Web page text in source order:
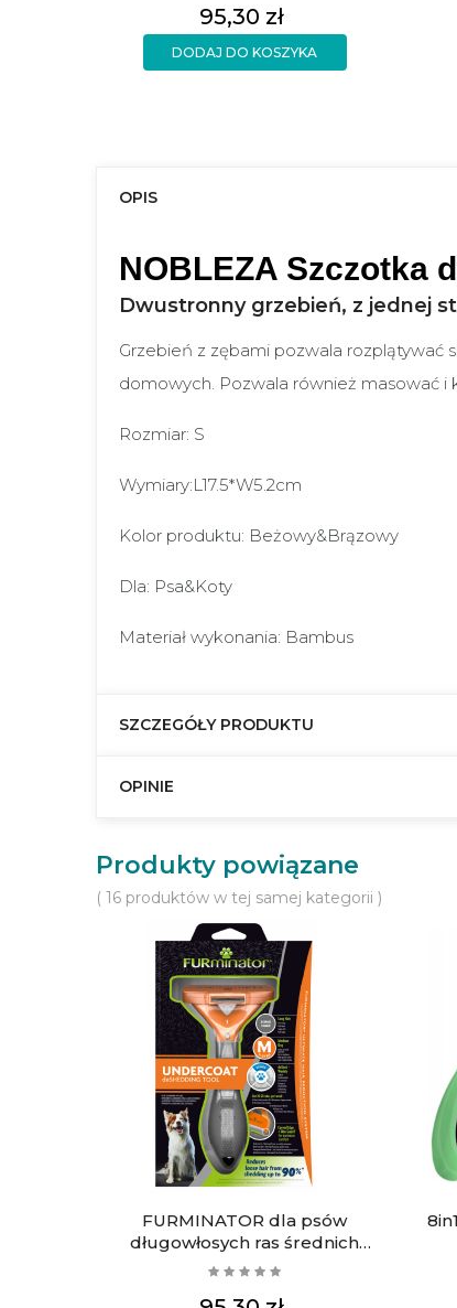
Cena
95,30 zł
DODAJ DO KOSZYKA
OPIS
NOBLEZA Szczotka
Dwustronny grzebień, z jednej
Grzebień z zębami pozwala rozplątywać
domowych. Pozwala również masować i
Rozmiar: S
Wymiary:L17.5*W5.2cm
Kolor produktu: Beżowy&Brązowy
Dla: Psa&Koty
Materiał wykonania: Bambus
SZCZEGÓŁY PRODUKTU
OPINIE
Produkty powiązane
( 16 produktów w tej samej kategorii )
FURMINATOR dla psów
długowłosych ras średnich
Medium
Cena